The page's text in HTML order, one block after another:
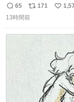
孫が救出 地震発生時、台所で夕食の準備をしていた祖母の
「助けて」という
返
信
65
リ
ポ
171
い
13時間前